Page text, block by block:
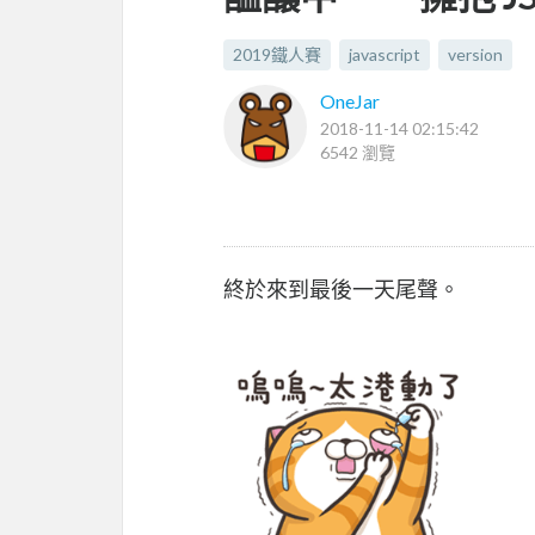
2019鐵人賽 javascript version
OneJar
2018-11-14 02:15:42
6542 瀏覽
終於來到最後一天尾聲。